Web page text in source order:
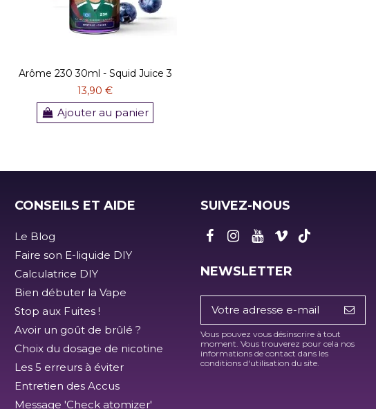
Arôme 230 30ml - Squid Juice 3
13,90 €
Ajouter au panier
CONSEILS ET AIDE
Le Blog
Faire son E-liquide DIY
Calculatrice DIY
Bien débuter la Vape
Stop aux Fuites !
Avoir un goût de brûlé ?
Choix du dosage de nicotine
Les 5 erreurs à éviter
Entretien des Accus
Message 'Check atomizer'
SUIVEZ-NOUS
NEWSLETTER
Vous pouvez vous désinscrire à tout
moment. Vous trouverez pour cela nos
informations de contact dans les
conditions d'utilisation du site.